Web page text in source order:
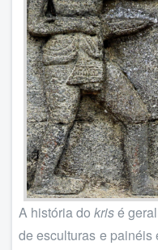
A história do krisé
de esculturas e painéis